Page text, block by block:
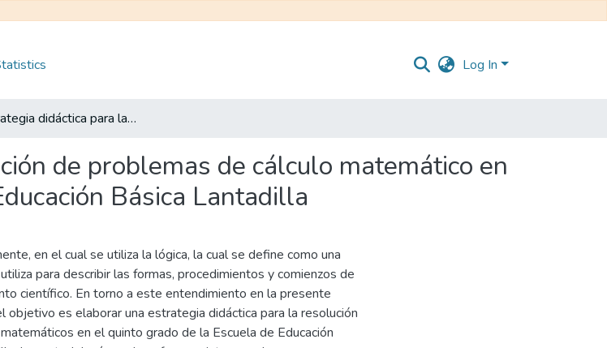
Log In
Estrategia didáctica para la resolución de problemas de cálculo matemático en el quinto grado de la Escuela De Educación Básica Lantadilla
de problemas de cálculo matemático en
Básica Lantadilla
en el cual se utiliza la lógica, la cual se define como una
para describir las formas, procedimientos y comienzos de
científico. En torno a este entendimiento en la presente
objetivo es elaborar una estrategia didáctica para la resolución
en el quinto grado de la Escuela de Educación